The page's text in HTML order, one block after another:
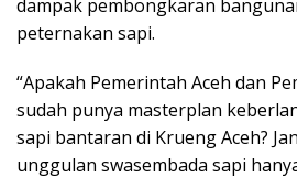
dampak pembongkaran
peternakan sapi.
“Apakah Pemerintah Aceh dan
sudah punya masterplan
sapi bantaran di Krueng Aceh?
unggulan swasembada sapi